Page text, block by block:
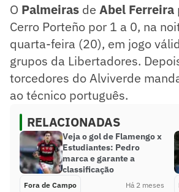
O Palmeiras de Abel Ferreira
Cerro Porteño por 1 a 0, na
quarta-feira (20), em jogo
grupos da Libertadores.
torcedores do Alviverde
ao técnico português.
RELACIONADAS
Veja o gol de Flamengo x
Estudiantes: Pedro
marca e garante a
classificação
Fora de Campo Há 2 meses